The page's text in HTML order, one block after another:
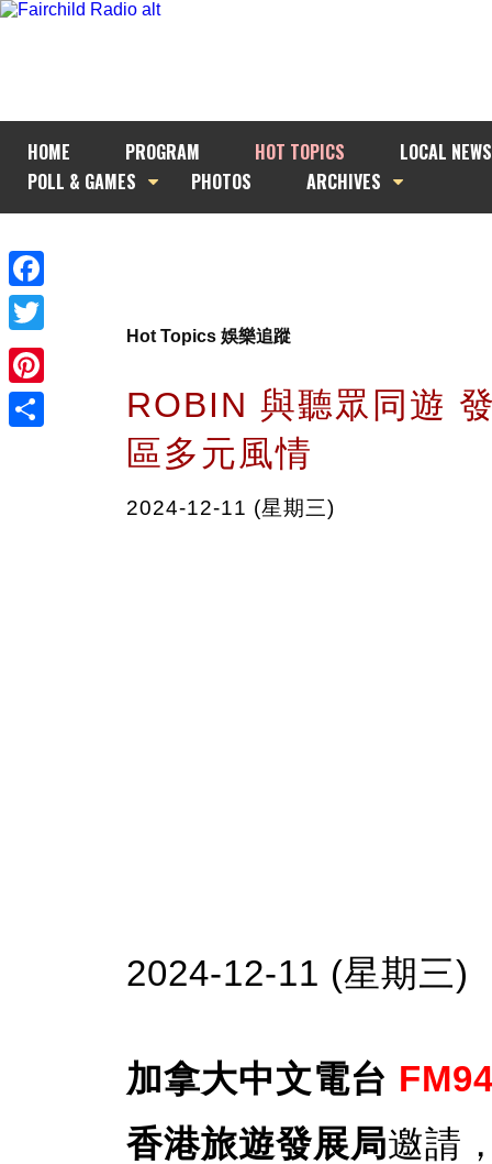
HOME PROGRAM HOT TOPICS
LOCAL NEWS
POLL & GAMES
PHOTOS ARCHIVES
Facebook
Twitter
Pinterest
Hot Topics 娛樂追蹤
ROBIN 與聽眾同遊
區多元風情
2024-12-11 (星期三)
2024-12-11 (星期三)
加拿大中文電台
香港旅遊發展局邀請